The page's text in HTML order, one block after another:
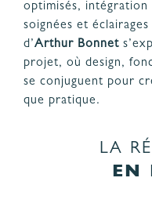
optimisés, intégration
soignées et
d’Arthur Bonnet
projet, où design,
se conjuguent pour
que pratique.
LA
EN